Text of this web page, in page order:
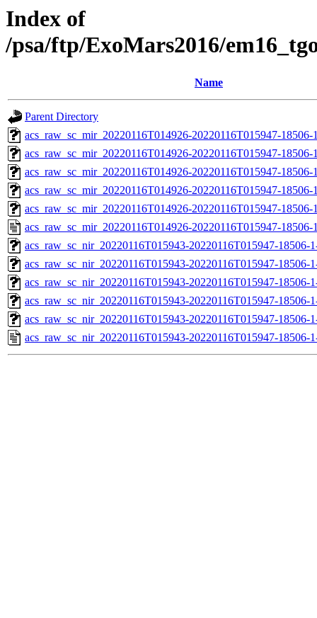
Index of
/psa/ftp/ExoMars2016/
Name
Parent Directory
acs_raw_sc_mir_20220116T014926-20220116T015947-
acs_raw_sc_mir_20220116T014926-20220116T015947-
acs_raw_sc_mir_20220116T014926-20220116T015947-
acs_raw_sc_mir_20220116T014926-20220116T015947-18506-
acs_raw_sc_mir_20220116T014926-20220116T015947-
acs_raw_sc_mir_20220116T014926-20220116T015947-
acs_raw_sc_nir_20220116T015943-20220116T015947-18506-
acs_raw_sc_nir_20220116T015943-20220116T015947-18506-
acs_raw_sc_nir_20220116T015943-20220116T015947-18506-
acs_raw_sc_nir_20220116T015943-20220116T015947-18506-
acs_raw_sc_nir_20220116T015943-20220116T015947-18506-
acs_raw_sc_nir_20220116T015943-20220116T015947-18506-